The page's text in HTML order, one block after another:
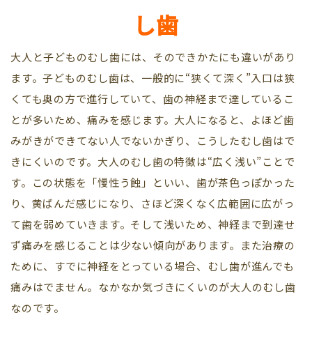
し歯
大人と子どものむし歯には、そのできかたにも違いがあり
ます。子どものむし歯は、一般的に“狭くて深く”入口は狭
くても奥の方で進行していて、歯の神経まで達しているこ
とが多いため、痛みを感じます。大人になると、よほど歯
みがきができてない人でないかぎり、こうしたむし歯はで
きにくいのです。大人のむし歯の特徴は“広く浅い”ことで
す。この状態を「慢性う蝕」といい、歯が茶色っぽかった
り、黄ばんだ感じになり、さほど深くなく広範囲に広がっ
て歯を弱めていきます。そして浅いため、神経まで到達せ
ず痛みを感じることは少ない傾向があります。また治療の
ために、すでに神経をとっている場合、むし歯が進んでも
痛みはでません。なかなか気づきにくいのが大人のむし歯
なのです。